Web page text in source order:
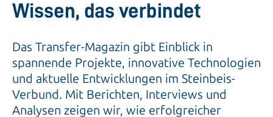
Wissen, das verbindet
Das Transfer-Magazin gibt Einblick in
spannende Projekte, innovative Technologien
und aktuelle Entwicklungen im Steinbeis-
Verbund. Mit Berichten, Interviews und
Analysen zeigen wir, wie erfolgreicher